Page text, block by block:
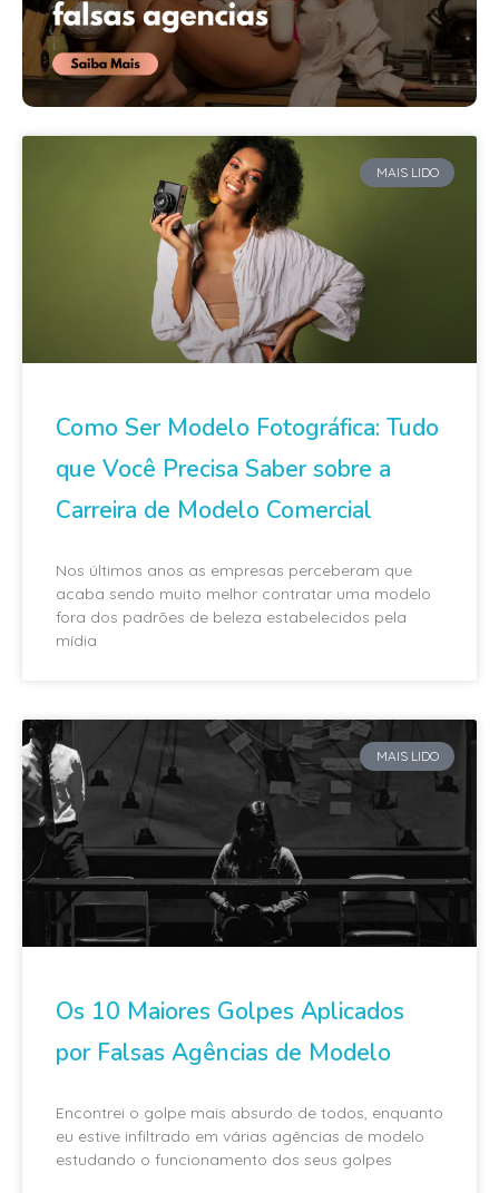
MAIS LIDO
Como Ser Modelo Fotográfica: Tudo
que Você Precisa Saber sobre a
Carreira de Modelo Comercial
Nos últimos anos as empresas perceberam que
acaba sendo muito melhor contratar uma modelo
fora dos padrões de beleza estabelecidos pela
mídia
MAIS LIDO
Os 10 Maiores Golpes Aplicados
por Falsas Agências de Modelo
Encontrei o golpe mais absurdo de todos, enquanto
eu estive infiltrado em várias agências de modelo
estudando o funcionamento dos seus golpes